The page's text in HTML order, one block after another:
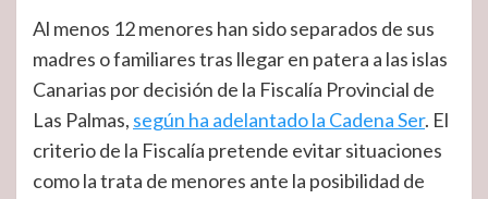
Al menos 12 menores han sido separados de sus
madres o familiares tras llegar en patera a las islas
Canarias por decisión de la Fiscalía Provincial de
Las Palmas, según ha adelantado la Cadena Ser. El
criterio de la Fiscalía pretende evitar situaciones
como la trata de menores ante la posibilidad de